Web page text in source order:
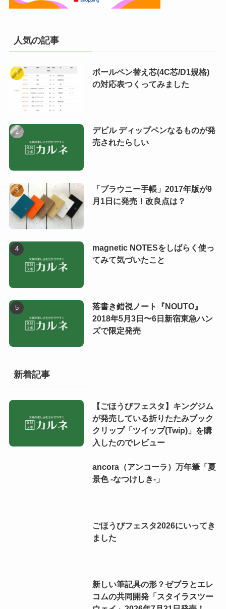
人気の記事
ボールペン替え芯(4C芯/D1規格)
の対応表つくってみました
デビル ディップペンなるものが発
売されたらしい
「ブラウニー手帳」2017年版が9
月1日に発売！改良点は？
magnetic NOTESをしばらく使っ
てみて気づいたこと
落書き錯視ノート『NOUTO』
2018年5月3日〜6日新宿東急ハン
ズで限定発売
新着記事
【ごほうびフェスタ】キングジム
が発売している折りたたみブック
クリップ「ツイップ(Twip)」を購
入したのでレビュー
ancora（アンコーラ）万年筆「夏
景色 -なつけしき-」
ごほうびフェスタ2026にいってき
ました
新しい筆記具の形？ゼブラとエレ
コムの共同開発「スタイラスツー